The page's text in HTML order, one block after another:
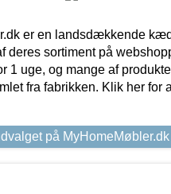
er en landsdækkende
deres sortiment på
1 uge, og mange af
fra fabrikken. Klik her for
på MyHomeMøbler.dk